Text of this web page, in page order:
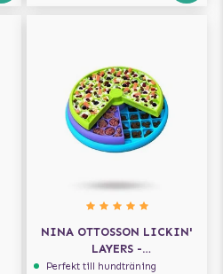
NINA OTTOSSON LICKIN'
LAYERS -
AKTIVERINGSLEKSAK OCH
Perfekt till hundträning